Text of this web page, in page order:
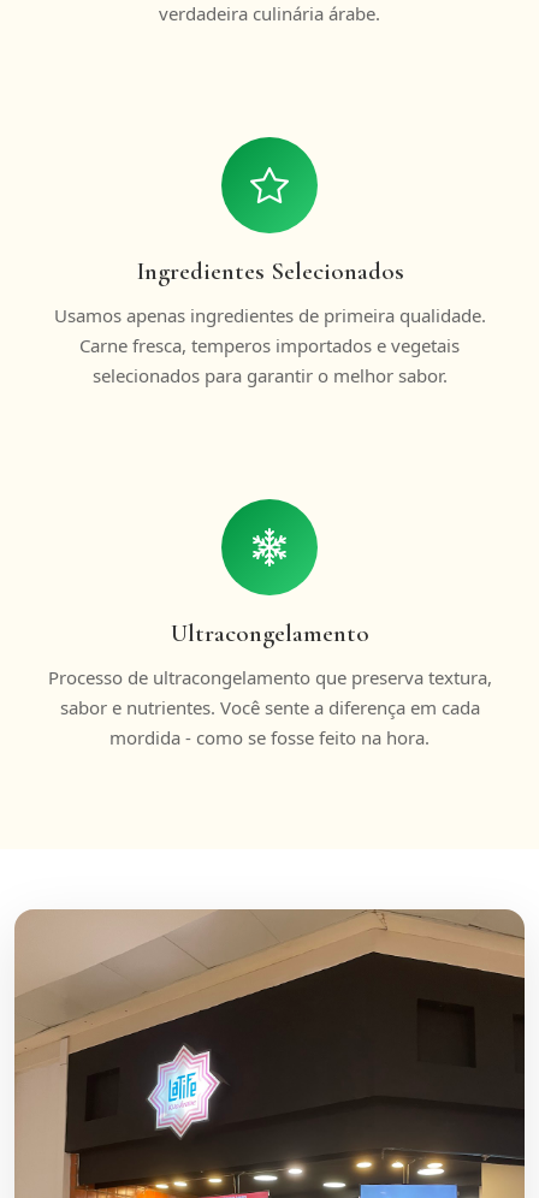
verdadeira culinária árabe.
Ingredientes Selecionados
Usamos apenas ingredientes de primeira qualidade.
Carne fresca, temperos importados e vegetais
selecionados para garantir o melhor sabor.
Ultracongelamento
Processo de ultracongelamento que preserva textura,
sabor e nutrientes. Você sente a diferença em cada
mordida - como se fosse feito na hora.